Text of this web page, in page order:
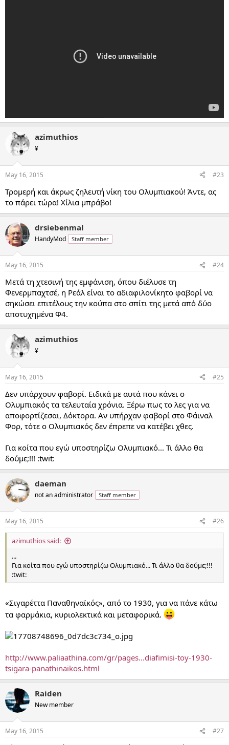
azimuthios
¥
May 16, 2015 #23
Τρομερή και άκρως ζηλευτή νίκη του Ολυμπιακού! Άντε, ας
το πάρει τώρα! Χίλια μπράβο!
drsiebenmal
HandyMod Staff member
May 16, 2015 #24
Μετά τη χτεσινή της εμφάνιση, όπου διέλυσε τη
Φενερμπαχτσέ, η Ρεάλ είναι το αδιαφιλονίκητο φαβορί να
σηκώσει επιτέλους την κούπα στο σπίτι της μετά από δύο
αποτυχημένα Φ4.
azimuthios
¥
May 16, 2015 #25
Δεν υπάρχουν φαβορί. Ειδικά με αυτά που κάνει ο
Ολυμπιακός τα τελευταία χρόνια. Ξέρω πως το λες για να
αποφορτίζεσαι, Δόκτορα. Αν υπήρχαν φαβορί στο Φάιναλ
Φορ, τότε ο Ολυμπιακός δεν έπρεπε να κατέβει χθες.
Για κοίτα που εγώ υποστηρίζω Ολυμπιακό... Τι άλλο θα
δούμε;!!! :twit:
daeman
not an administrator Staff member
May 16, 2015 #26
azimuthios said:
...
Για κοίτα που εγώ υποστηρίζω Ολυμπιακό... Τι άλλο θα δούμε;!!!
:twit:
«Σιγαρέττα Παναθηναϊκός», από το 1930, για να πάνε κάτω
τα φαρμάκια, κυριολεκτικά και μεταφορικά.
http://www.paliaathina.com/gr/pages...diafimisi-toy-1930-
tsigara-panathinaikos.html
Raiden
New member
May 16, 2015 #27